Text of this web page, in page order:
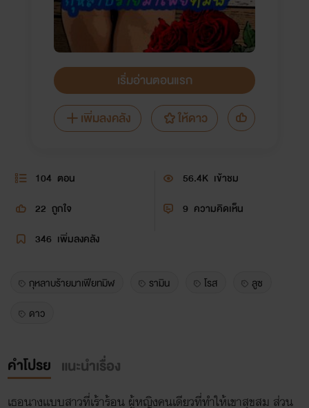
เริ่มอ่านตอนแรก
เพิ่มลงคลัง
ให้ดาว
104 ตอน 56.4K เข้าชม
22 ถูกใจ 9 ความคิดเห็น
346 เพิ่มลงคลัง
กุหลาบร้ายมาเฟียทมิฬ รามิน โรส
ลูซ
ดาว
คำโปรย แนะนำเรื่อง
เธอนางเเบบสาวที่เร้าร้อน ผู้หญิงคนเดียวที่ทำให้เขาสุขสม ส่วน